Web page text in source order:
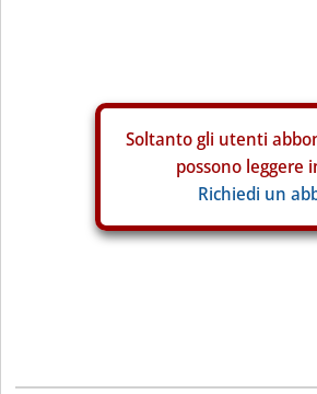
Soltanto gli utenti
possono leggere
Richiedi un